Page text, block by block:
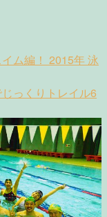
ム編！ 2015年 泳
っくりトレイル6